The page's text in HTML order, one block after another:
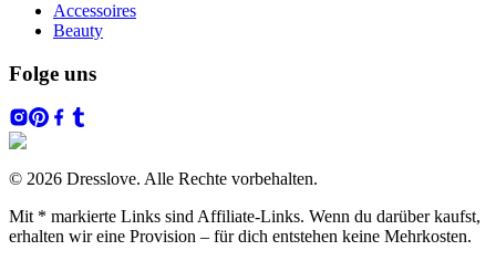
Accessoires
Beauty
Folge uns
© 2026 Dresslove. Alle Rechte vorbehalten.
Mit * markierte Links sind Affiliate-Links. Wenn du darüber kaufst,
erhalten wir eine Provision – für dich entstehen keine Mehrkosten.